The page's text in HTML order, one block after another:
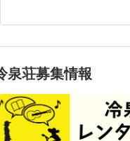
泉荘募集情報